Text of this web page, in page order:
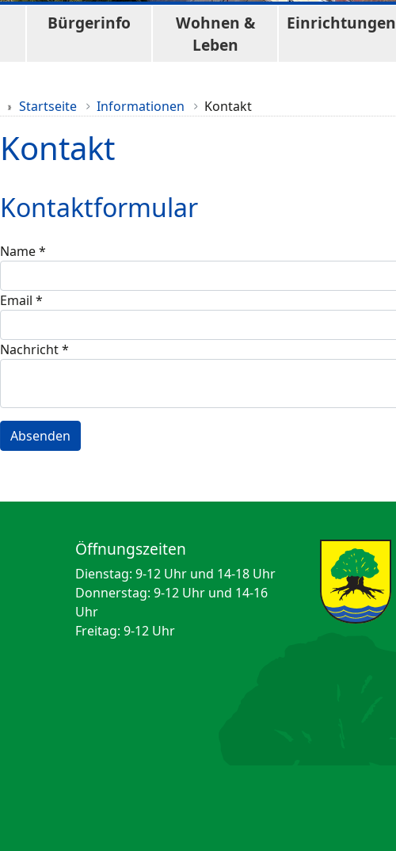
Bürgerinfo
Wohnen &
Leben
Einrichtungen
Startseite Informationen Kontakt
Kontakt
Kontaktformular
Name*
Email *
Nachricht*
Absenden
Öffnungszeiten
Dienstag: 9-12 Uhr und 14-18 Uhr
Donnerstag: 9-12 Uhr und 14-16
Uhr
Freitag: 9-12 Uhr